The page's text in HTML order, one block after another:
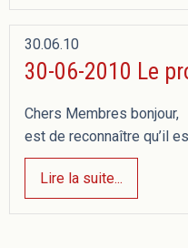
30.06.10
30-06-2010 Le
Chers Membres
est de reconnaître qu’il
Lire la suite...